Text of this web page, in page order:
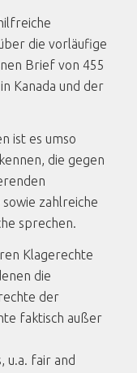
die vorläufige
Brief von 455
Kanada und der
ist es umso
die gegen
zahlreiche
sprechen.
Klagerechte
die
der
faktisch außer
u.a. fair and